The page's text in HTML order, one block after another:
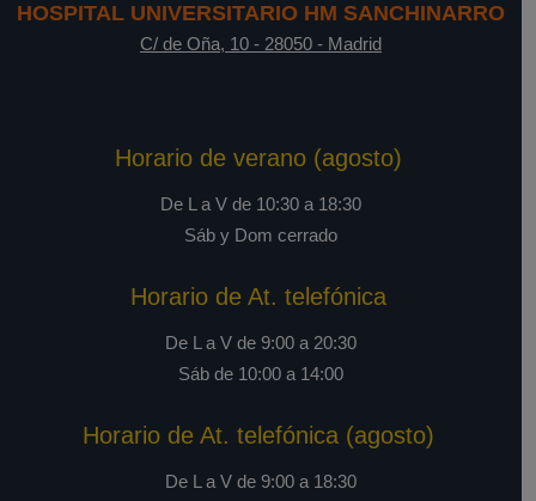
HOSPITAL UNIVERSITARIO HM SANCHINARRO
C/ de Oña, 10 - 28050 - Madrid
Horario de verano (agosto)
De L a V de 10:30 a 18:30
Sáb y Dom cerrado
Horario de At. telefónica
De L a V de 9:00 a 20:30
Sáb de 10:00 a 14:00
Horario de At. telefónica (agosto)
De L a V de 9:00 a 18:30